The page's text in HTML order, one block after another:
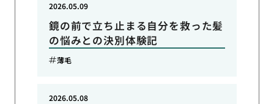
鏡の前で立ち止まる自分を救った髪
の悩みとの決別体験記
2026.05.09
薄毛
2026.05.08